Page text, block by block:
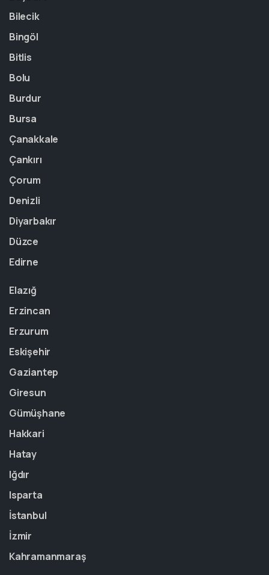
Bilecik
Bingöl
Bitlis
Bolu
Burdur
Bursa
Çanakkale
Çankırı
Çorum
Denizli
Diyarbakır
Düzce
Edirne
Elazığ
Erzincan
Erzurum
Eskişehir
Gaziantep
Giresun
Gümüşhane
Hakkari
Hatay
Iğdır
Isparta
İstanbul
İzmir
Kahramanmaraş